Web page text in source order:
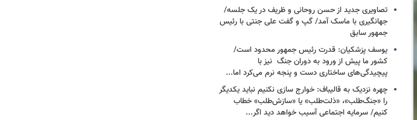
تصاویری جدید از حسن روحانی و ظریف در یک جلسه/
جهانگیری با ماسک آمد/ گپ و گفت علی جنتی با رئیس
جمهور سابق
یوسف پزشکیان: قدرت رئیس‌ جمهور محدود است/
کشور ما پیش از ورود به دوران جنگ نیز با
پیچیدگی‌های ساختاری دست و پنجه نرم می‌کرد اما...
چهره نزدیک به قالیباف: خوارج سازی نکنیم نباید یکدیگر
را «جنگ‌طلب»، «ذلت‌طلب» یا «سازش‌طلب» خطاب
کنیم/ سرمایه اجتماعی آسیب خواهد دید اگر...